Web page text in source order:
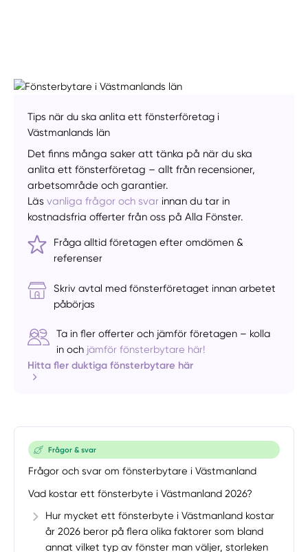
Manuellt Få hjälp
Välj tillvägagångssätt
Tips när du ska anlita ett fönsterföretag i
Västmanlands län
Det finns många saker att tänka på när du ska
anlita ett fönsterföretag – allt från recensioner,
arbetsområde och garantier.
Läsvanliga frågor och svar innan du tar in
kostnadsfria offerter från oss på Alla Fönster.
Fråga alltid företagen efter omdömen &
referenser
Skriv avtal med fönsterföretaget innan arbetet
påbörjas
Ta in fler offerter och jämför företagen – kolla
in och jämför fönsterbytare här!
Hitta fler duktiga fönsterbytare här
Frågor & svar
Frågor och svar om fönsterbytare i Västmanland
Vad kostar ett fönsterbyte i Västmanland 2026?
Hur mycket ett fönsterbyte i Västmanland kostar
år 2026 beror på flera olika faktorer som bland
annat vilket typ av fönster man väljer, storleken